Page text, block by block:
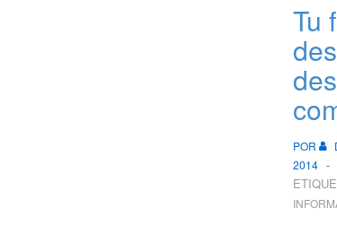
Tu
POR
2014